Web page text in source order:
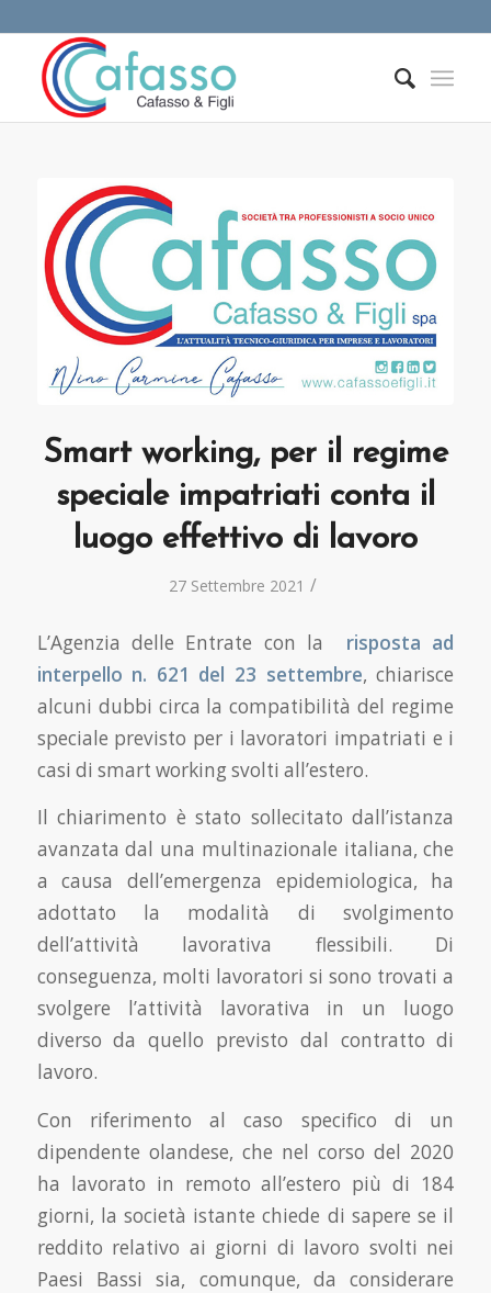
Smart working, per il regime
speciale impatriati conta il
luogo effettivo di lavoro
27 Settembre 2021 /
L’Agenzia delle Entrate con la risposta ad
interpello n. 621 del 23 settembre, chiarisce
alcuni dubbi circa la compatibilità del regime
speciale previsto per i lavoratori impatriati e i
casi di smart working svolti all’estero.
Il chiarimento è stato sollecitato dall’istanza
avanzata dal una multinazionale italiana, che
a causa dell’emergenza epidemiologica, ha
adottato la modalità di svolgimento
dell’attività lavorativa flessibili. Di
conseguenza, molti lavoratori si sono trovati a
svolgere l’attività lavorativa in un luogo
diverso da quello previsto dal contratto di
lavoro.
Con riferimento al caso specifico di un
dipendente olandese, che nel corso del 2020
ha lavorato in remoto all’estero più di 184
giorni, la società istante chiede di sapere se il
reddito relativo ai giorni di lavoro svolti nei
Paesi Bassi sia, comunque, da considerare